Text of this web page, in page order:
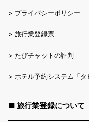
> プライバシーポリシー
> 旅行業登録票
> たびチャットの評判
> ホテル予約システム「タ
■ 旅行業登録について